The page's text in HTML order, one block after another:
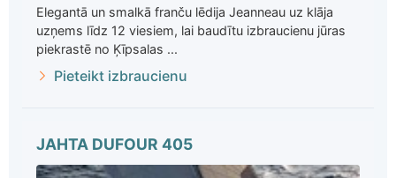
Elegantā un smalkā franču lēdija Jeanneau uz klāja
uzņems līdz 12 viesiem, lai baudītu izbraucienu jūras
piekrastē no Ķīpsalas ...
Pieteikt izbraucienu
JAHTA DUFOUR 405